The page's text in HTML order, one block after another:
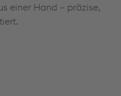
einer Hand – präzise,